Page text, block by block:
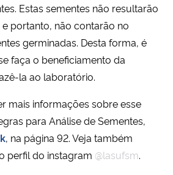
Regional
e dos Direitos Humanos
Estas sementes não resultarão
portanto, não contarão no
germinadas. Desta forma, é
faça o beneficiamento da
la ao laboratório.
mais informações sobre esse
para Análise de Sementes,
, na página 92. Veja também
perfil do instagram @lasufsm.